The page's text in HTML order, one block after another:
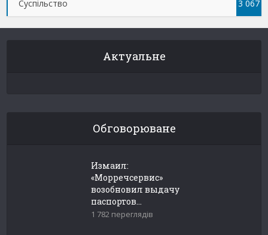
Суспільство 3 067
Актуальне
Обговорюване
Измаил:
«Морречсервис»
возобновил выдачу
паспортов...
1 782 переглядів